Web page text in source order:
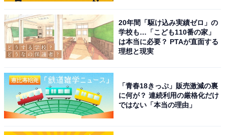
ットで買う人も増えてきているようです。
最後に靴を購入する際のポイントをご紹介。男女共に最
も多かった回答は「履き心地・フィット感」となりまし
イン」、男性は「値段」を重視していることがわかりま
した。
20年間「駆け込み実績ゼロ」の
学校も…「こども110番の家」
は本当に必要？ PTAが直面する
理想と現実
「青春18きっぷ」販売激減の裏
に何が？ 連続利用の厳格化だけ
ではない「本当の理由」